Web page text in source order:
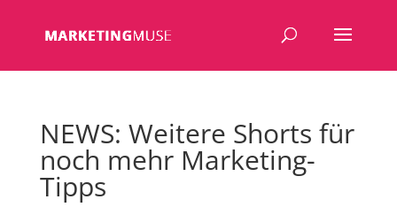
NEWS: Weitere Shorts für
noch mehr Marketing-
Tipps